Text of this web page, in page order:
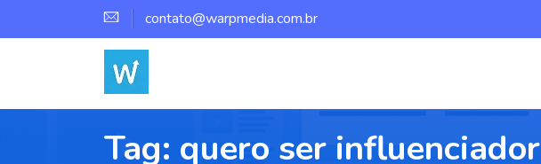
contato@warpmedia.com.br
Tag: quero ser influenciador